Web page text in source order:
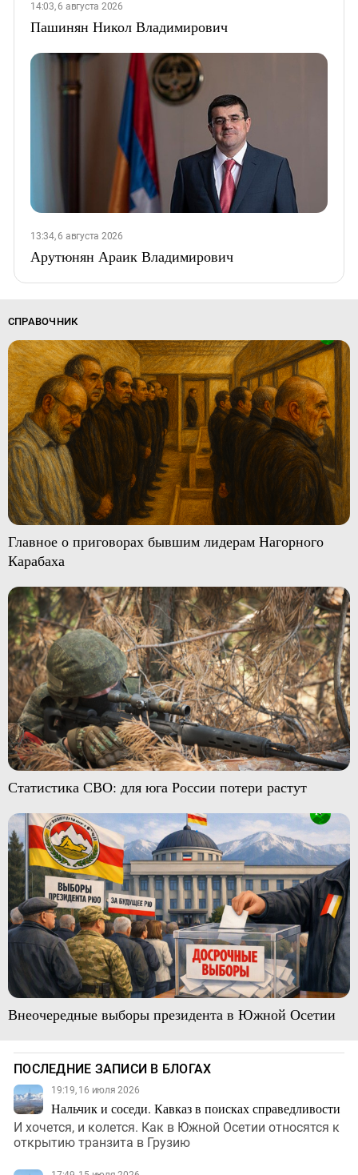
14:03, 6 августа 2026
Пашинян Никол Владимирович
13:34, 6 августа 2026
Арутюнян Араик Владимирович
СПРАВОЧНИК
Главное о приговорах бывшим лидерам Нагорного
Карабаха
Статистика СВО: для юга России потери растут
Внеочередные выборы президента в Южной Осетии
ПОСЛЕДНИЕ ЗАПИСИ В БЛОГАХ
19:19, 16 июля 2026
Нальчик и соседи. Кавказ в поисках справедливости
И хочется, и колется. Как в Южной Осетии относятся к
открытию транзита в Грузию